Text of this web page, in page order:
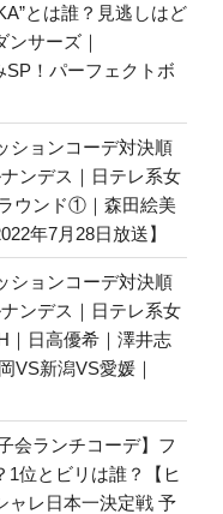
とは誰？見逃しはど
サーズ｜
！パーフェクトボ
ションコーデ対決順
ンデス｜日テレ系女
ウンド①｜森田絵美
年7月28日放送】
ションコーデ対決順
ンデス｜日テレ系女
｜日高優希｜澤井志
VS新潟VS愛媛｜
会ランチコーデ】フ
1位とビリは誰？【ヒ
ャレ日本一決定戦 予